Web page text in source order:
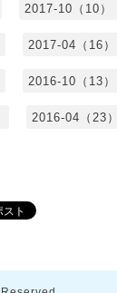
2017-10（10）
2017-04（16）
2016-10（13）
2016-04（23）